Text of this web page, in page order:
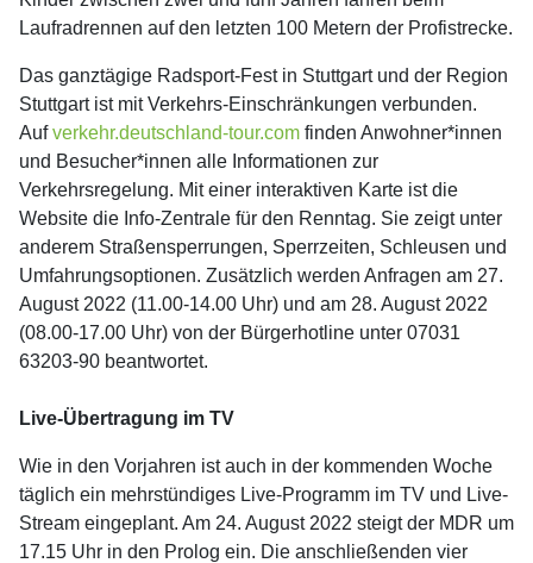
Laufradrennen auf den letzten 100 Metern der Profistrecke.
Das ganztägige Radsport-Fest in Stuttgart und der Region
Stuttgart ist mit Verkehrs-Einschränkungen verbunden.
Aufverkehr.deutschland-tour.com finden Anwohner*innen
und Besucher*innen alle Informationen zur
Verkehrsregelung. Mit einer interaktiven Karte ist die
Website die Info-Zentrale für den Renntag. Sie zeigt unter
anderem Straßensperrungen, Sperrzeiten, Schleusen und
Umfahrungsoptionen. Zusätzlich werden Anfragen am 27.
August 2022 (11.00-14.00 Uhr) und am 28. August 2022
(08.00-17.00 Uhr) von der Bürgerhotline unter 07031
63203-90 beantwortet.
Live-Übertragung im TV
Wie in den Vorjahren ist auch in der kommenden Woche
täglich ein mehrstündiges Live-Programm im TV und Live-
Stream eingeplant. Am 24. August 2022 steigt der MDR um
17.15 Uhr in den Prolog ein. Die anschließenden vier